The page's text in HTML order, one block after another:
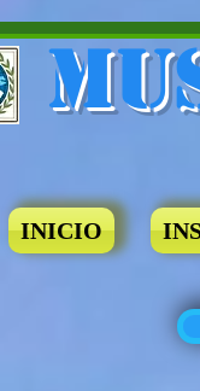
INICIO